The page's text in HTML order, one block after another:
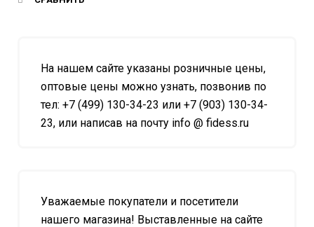
На нашем сайте указаны розничные цены,
оптовые цены можно узнать, позвонив по
тел: +7 (499) 130-34-23 или +7 (903) 130-34-
23, или написав на почту info @ fidess.ru
Уважаемые покупатели и посетители
нашего магазина! Выставленные на сайте